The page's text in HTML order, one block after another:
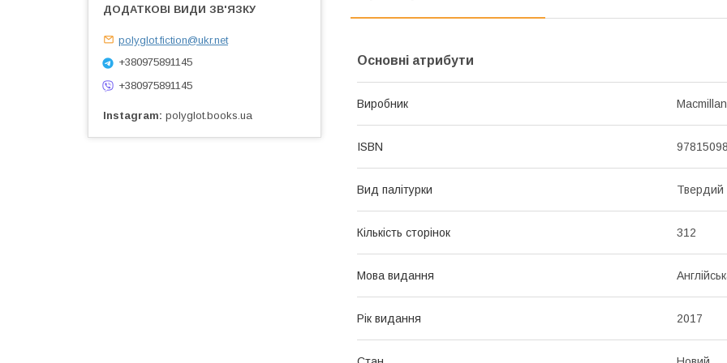
Основні атрибути
Виробник Macmillan
ISBN
Вид палітурки Твердий
Кількість сторінок 312
Мова видання
Рік видання 2017
polyglot.fiction@ukr.net
+380975891145
+380975891145
Instagram polyglot.books.ua